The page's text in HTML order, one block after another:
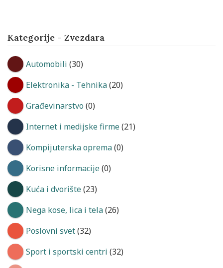
Kategorije - Zvezdara
Automobili (30)
Elektronika - Tehnika(20)
Građevinarstvo (0)
Internet i medijske firme(21)
Kompijuterska oprema(0)
Korisne informacije(0)
Kuća i dvorište(23)
Nega kose, lica i tela(26)
Poslovni svet(32)
Sport i sportski centri (32)